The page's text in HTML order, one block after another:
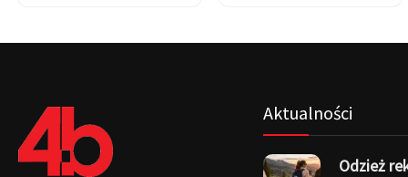
Aktualności
Odzież